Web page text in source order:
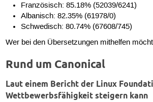
Französisch: 85.18% (52039/6241)
Albanisch: 82.35% (61978/0)
Schwedisch: 80.74% (67608/745)
Wer bei den Übersetzungen mithelfen
Rund um Canonical
Laut einem Bericht der Linux
Wettbewerbsfähigkeit steigern kann